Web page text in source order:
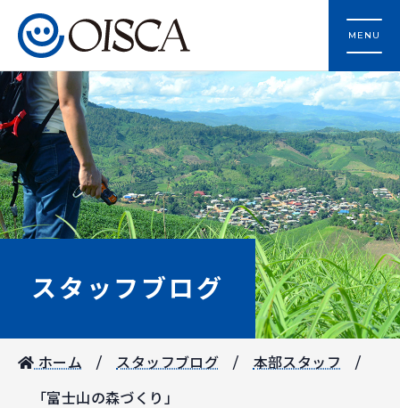
MENU
スタッフブログ
ホーム スタッフブログ 本部スタッフ
「富士山の森づくり」